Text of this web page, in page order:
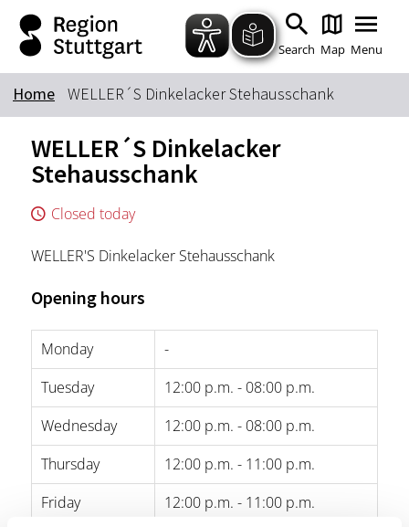
Zum Hauptinhalt springen
Zur Suche springen
Zur Hauptnavigation
Zum Footer springen
Search Map Menu
Keyword
Home WELLER´S Dinkelacker Stehausschank
WELLER´S Dinkelacker
Stehausschank
Closed today
WELLER'S Dinkelacker Stehausschank
Opening hours
Monday
-
Tuesday
12:00 p.m. - 08:00 p.m.
Wednesday
12:00 p.m. - 08:00 p.m.
Thursday
12:00 p.m. - 11:00 p.m.
Friday
12:00 p.m. - 11:00 p.m.